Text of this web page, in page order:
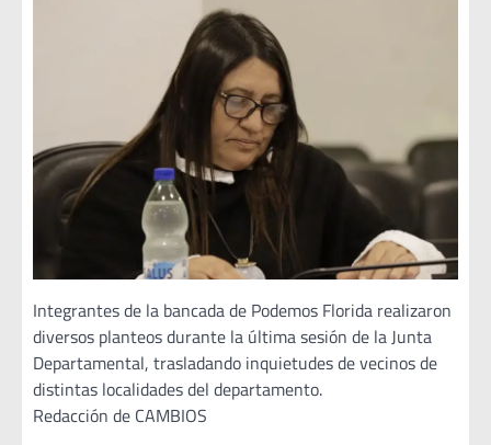
Integrantes de la bancada de Podemos Florida realizaron
diversos planteos durante la última sesión de la Junta
Departamental, trasladando inquietudes de vecinos de
distintas localidades del departamento.
Redacción de CAMBIOS